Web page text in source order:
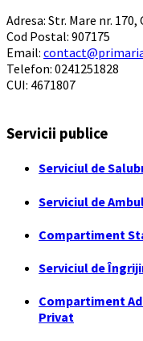
Adresa: Str. Mare nr.
Cod Postal: 907175
Email:
Telefon: 0241251828
CUI: 4671807
Servicii publice
Serviciul de
Serviciul de
Compartiment
Serviciul de
Compartiment
Privat